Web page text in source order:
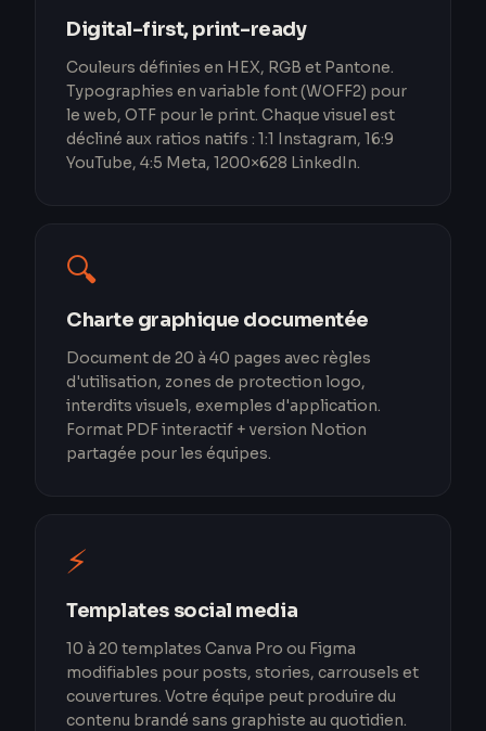
Digital-first, print-ready
Couleurs définies en HEX, RGB et Pantone.
Typographies en variable font (WOFF2) pour
le web, OTF pour le print. Chaque visuel est
décliné aux ratios natifs : 1:1 Instagram, 16:9
YouTube, 4:5 Meta, 1200×628 LinkedIn.
🔍
Charte graphique documentée
Document de 20 à 40 pages avec règles
d'utilisation, zones de protection logo,
interdits visuels, exemples d'application.
Format PDF interactif + version Notion
partagée pour les équipes.
⚡
Templates social media
10 à 20 templates Canva Pro ou Figma
modifiables pour posts, stories, carrousels et
couvertures. Votre équipe peut produire du
contenu brandé sans graphiste au quotidien.